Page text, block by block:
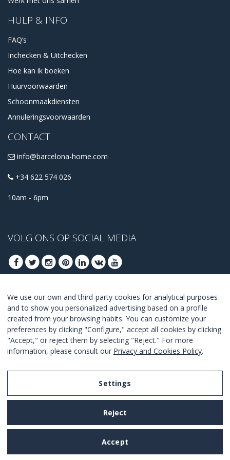
HULP & INFO
FAQ’s
Inchecken & Uitchecken
Hoe kan ik boeken
Huurvoorwaarden
Schoonmaakdiensten
Annuleringsvoorwaarden
CONTACT
info@barcelona-home.com
+34 622 574 026
10am - 6pm
VOLG ONS OP SOCIAL MEDIA
MELD U AAN VOOR ONZE BESTE DEALS
AANMELDEN
Ik ga akkoord met devoorwaarden en condities.
We use our own and third-party cookies for analytical purposes
and to show you personalized advertising based on a profile
created from your browsing habits. You can customize your
preferences by clicking "Configure," accept all cookies by clicking
"Accept," or reject them by selecting "Reject." For more
information, please consult our Privacy and Cookies Policy.
Settings
Reject
Accept
Legal Notice
Privacy and Cookies Policy
Terms and Conditions of Use
Settings